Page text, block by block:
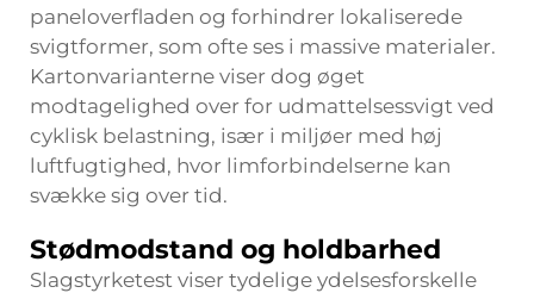
paneloverfladen og forhindrer lokaliserede
svigtformer, som ofte ses i massive materialer.
Kartonvarianterne viser dog øget
modtagelighed over for udmattelsessvigt ved
cyklisk belastning, især i miljøer med høj
luftfugtighed, hvor limforbindelserne kan
svække sig over tid.
Stødmodstand og holdbarhed
Slagstyrketest viser tydelige ydelsesforskelle